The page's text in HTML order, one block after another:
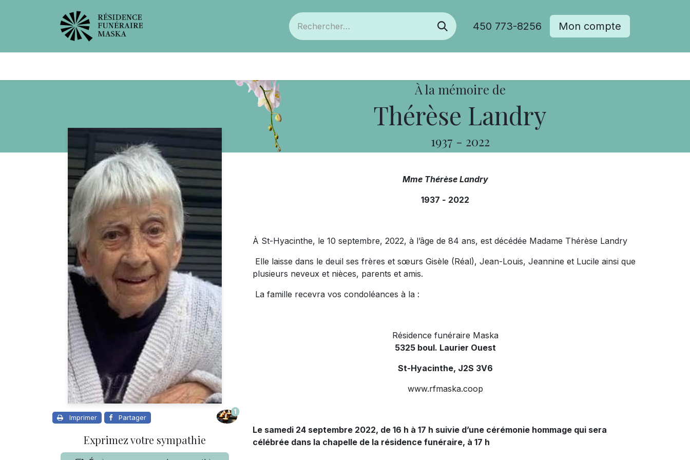
450 773-8256 Mon compte
À la mémoire de
Thérèse Landry
1937 - 2022
Imprimer Partager
1
Exprimez votre sympathie
Mme Thérèse Landry
1937 - 2022
À St-Hyacinthe, le 10 septembre, 2022, à l’âge de 84 ans, est décédée Madame Thérèse Landry
Elle laisse dans le deuil ses frères et sœurs Gisèle (Réal), Jean-Louis, Jeannine et Lucile ainsi que
plusieurs neveux et nièces, parents et amis.
La famille recevra vos condoléances à la :
Résidence funéraire Maska
5325 boul. Laurier Ouest
St-Hyacinthe, J2S 3V6
www.rfmaska.coop
Le samedi 24 septembre 2022, de 16 h à 17 h suivie d’une cérémonie hommage qui sera
célébrée dans la chapelle de la résidence funéraire, à 17 h